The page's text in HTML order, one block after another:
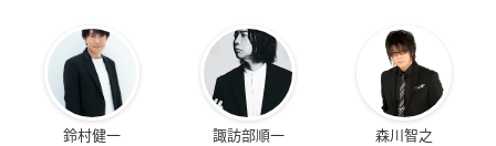
鈴村健一 諏訪部順一 森川智之